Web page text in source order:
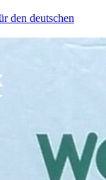
den deutschen